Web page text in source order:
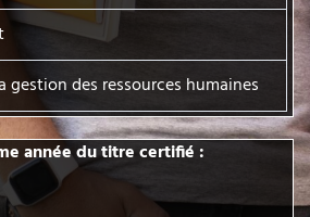
gestion des ressources humaines
année du titre certifié :